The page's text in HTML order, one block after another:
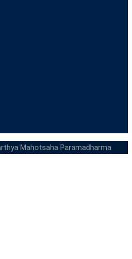
Mahotsaha Paramadharma